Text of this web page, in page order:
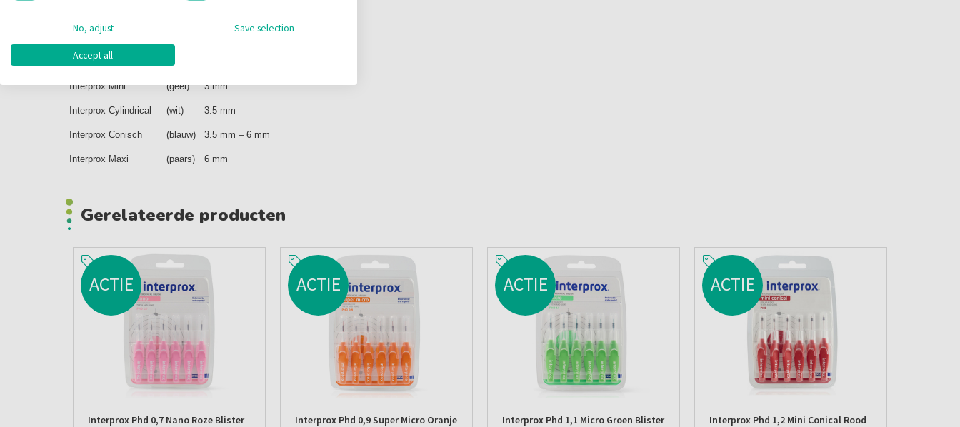
Interprox Mini Conical (Rood)
Interprox Mini (geel) 3 mm
Interprox Cylindrical (wit) 3.5 mm
Interprox Conisch (blauw) 3.5 mm – 6 mm
Interprox Maxi (paars) 6 mm
Gerelateerde producten
ACTIE
Interprox Phd 0,7 Nano Roze Blister
ACTIE
Interprox Phd 0,9 Super Micro Oranje
ACTIE
Interprox Phd 1,1 Micro Groen Blister
ACTIE
Interprox Phd 1,2 Mini Conical Rood
No, adjust Save selection
Accept all